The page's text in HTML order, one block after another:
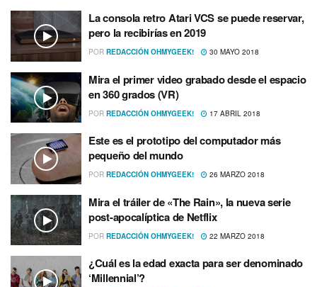
La consola retro Atari VCS se puede reservar,
pero la recibirí­as en 2019
POR REDACCIÓN OHMYGEEK! 30 MAYO 2018
Mira el primer video grabado desde el espacio
en 360 grados (VR)
POR REDACCIÓN OHMYGEEK! 17 ABRIL 2018
Este es el prototipo del computador más
pequeño del mundo
POR REDACCIÓN OHMYGEEK! 26 MARZO 2018
Mira el tráiler de «The Rain», la nueva serie
post-apocalí­ptica de Netflix
POR REDACCIÓN OHMYGEEK! 22 MARZO 2018
¿Cuál es la edad exacta para ser denominado
‘Millennial’?